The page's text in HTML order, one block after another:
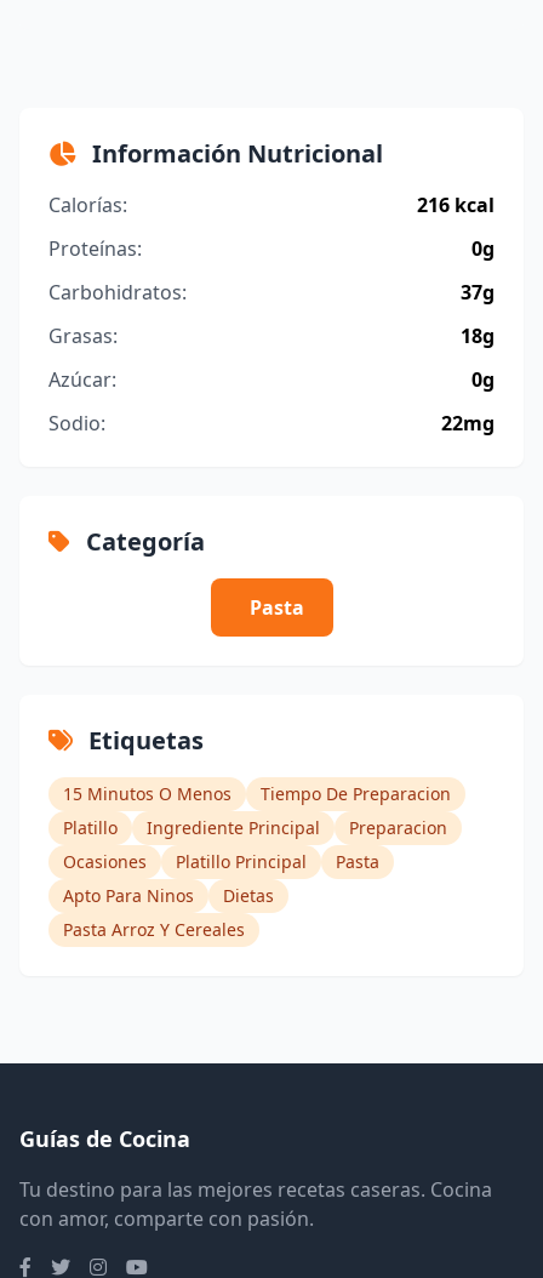
Información Nutricional
Calorías:
216 kcal
Proteínas:
0g
Carbohidratos:
37g
Grasas:
18g
Azúcar:
0g
Sodio:
22mg
Categoría
Pasta
Etiquetas
15 Minutos O Menos
Tiempo De Preparacion
Platillo
Ingrediente Principal
Preparacion
Ocasiones
Platillo Principal
Pasta
Apto Para Ninos
Dietas
Pasta Arroz Y Cereales
Guías de Cocina
Tu destino para las mejores recetas caseras. Cocina
con amor, comparte con pasión.